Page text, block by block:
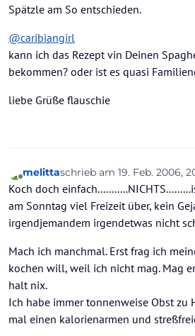
Spätzle am So entschieden.
@caribiangirl
kann ich das Rezept vin Deinen
bekommen? oder ist es quasi
liebe Grüße flauschie
Offline
melittaschrieb am 19. Feb. 2006,
zuletzt editiert von
Koch doch
am Sonntag viel Freizeit über, kein
irgendjemandem irgendetwas nicht
Mach ich manchmal. Erst frag ich
kochen will, weil ich nicht mag. Mag
halt nix.
Ich habe immer tonnenweise Obst zu
mal einen kalorienarmen und